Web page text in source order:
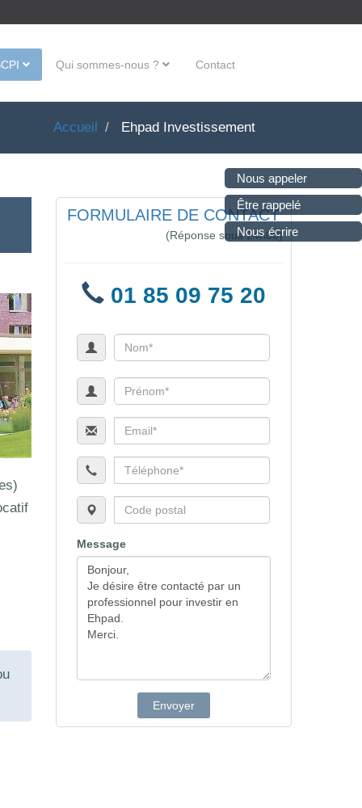
Nous appeler
Être rappelé
Nous écrire
Qui sommes-nous ? Contact
Accueil Ehpad Investissement
FORMULAIRE DE CONTACT
(Réponse sous 24h00)
01 85 09 75 20
Message
Envoyer